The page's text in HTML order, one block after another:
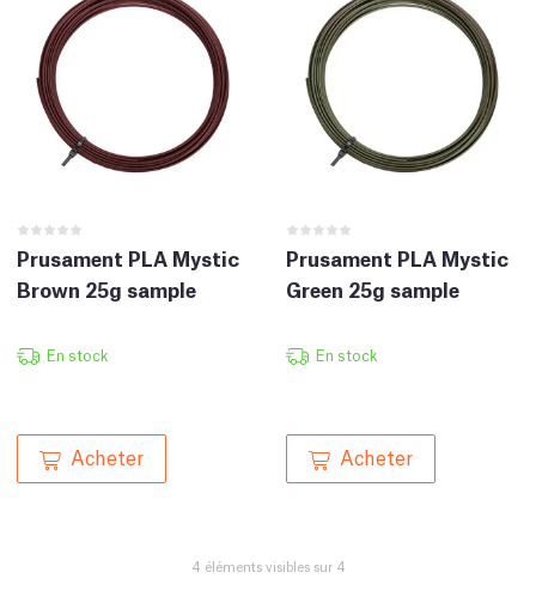
Prusament PLA Mystic
Brown 25g sample
En stock
Acheter
Prusament PLA Mystic
Green 25g sample
En stock
Acheter
4 éléments visibles sur 4